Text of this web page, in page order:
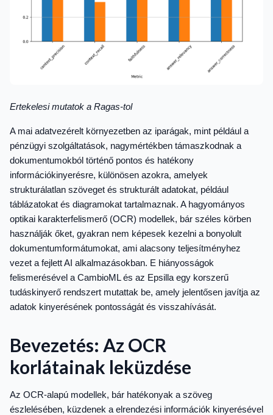
Ertekelesi mutatok a Ragas-tol
A mai adatvezérelt környezetben az iparágak, mint például a
pénzügyi szolgáltatások, nagymértékben támaszkodnak a
dokumentumokból történő pontos és hatékony
információkinyerésre, különösen azokra, amelyek
strukturálatlan szöveget és strukturált adatokat, például
táblázatokat és diagramokat tartalmaznak. A hagyományos
optikai karakterfelismerő (OCR) modellek, bár széles körben
használják őket, gyakran nem képesek kezelni a bonyolult
dokumentumformátumokat, ami alacsony teljesítményhez
vezet a fejlett AI alkalmazásokban. E hiányosságok
felismerésével a CambioML és az Epsilla egy korszerű
tudáskinyerő rendszert mutattak be, amely jelentősen javítja az
adatok kinyerésének pontosságát és visszahívását.
Bevezetés: Az OCR
korlátainak leküzdése
Az OCR-alapú modellek, bár hatékonyak a szöveg
észlelésében, küzdenek a elrendezési információk kinyerésével